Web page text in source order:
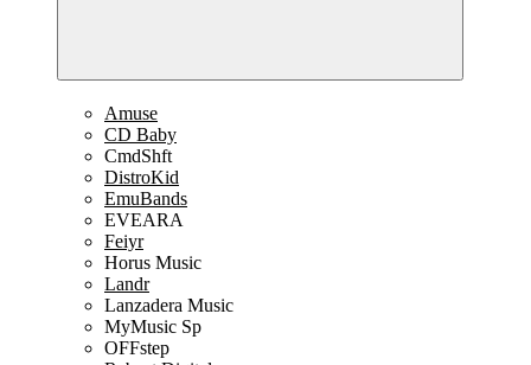
Amuse
CD Baby
CmdShft
DistroKid
EmuBands
EVEARA
Feiyr
Horus Music
Landr
Lanzadera Music
MyMusic Sp
OFFstep